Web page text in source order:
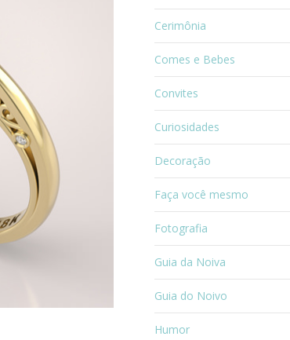
Cerimônia
Comes e Bebes
Convites
Curiosidades
Decoração
Faça você mesmo
Fotografia
Guia da Noiva
Guia do Noivo
Humor